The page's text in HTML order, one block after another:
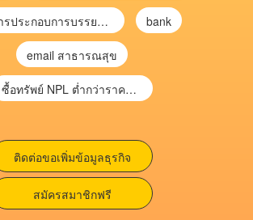
เอกสารประกอบการบรรยาย การประเมินความเสี่ยงเพื่อวางแผนการตรวจสอบ \ bank
email สาธารณสุข
ซื้อทรัพย์ NPL ต่ำกว่าราคาตลาด 30-70% แบบไม่ต้องไปประมูล”
ติดต่อขอเพิ่มข้อมูลธุรกิจ
สมัครสมาชิกฟรี